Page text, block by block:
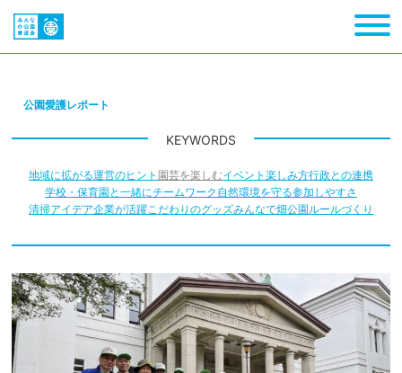
公園愛護レポート
KEYWORDS
地域に拡がる運営のヒント 園芸を楽しむイベント 楽しみ方行政との連携
学校・保育園と一緒にチームワーク 自然環境を守る参加しやすさ
清掃アイデア企業が活躍こだわりのグッズみんなで畑公園ルールづくり